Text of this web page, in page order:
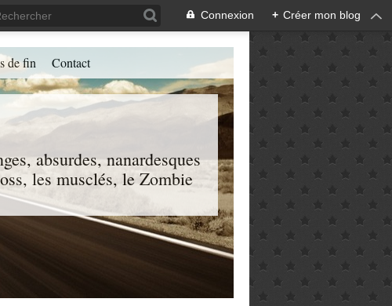
Connexion + Créer mon blog
absurdes, nanardesques
les musclés, le Zombie
de fin Contact